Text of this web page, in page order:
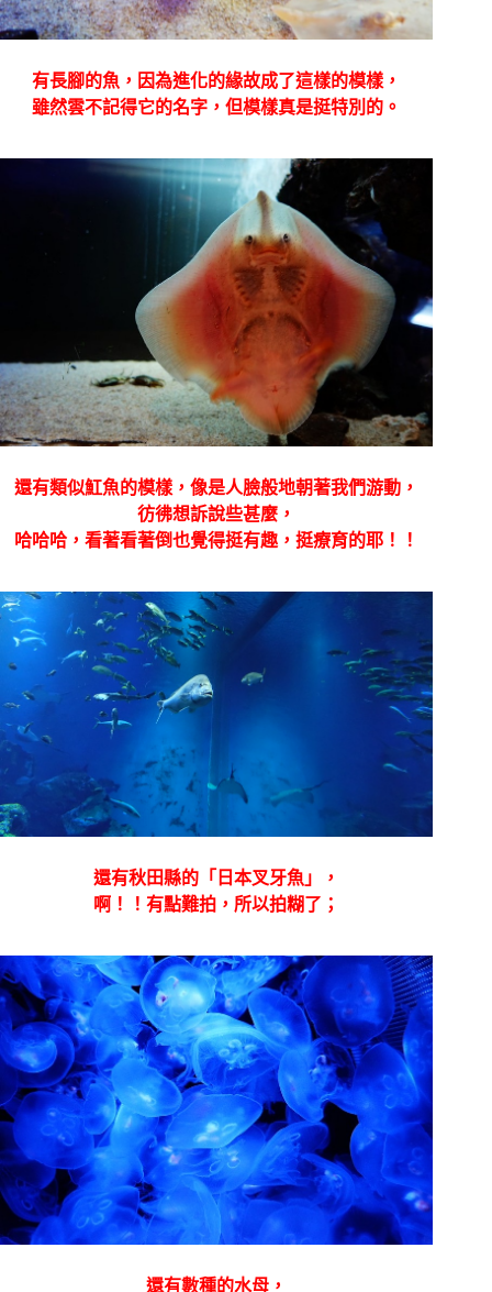
有長腳的魚，因為進化的緣故成了這樣的模樣，
雖然雲不記得它的名字，但模樣真是挺特別的。
還有類似魟魚的模樣，像是人臉般地朝著我們游動，
彷彿想訴說些甚麼，
哈哈哈，看著看著倒也覺得挺有趣，挺療育的耶！！
還有秋田縣的「日本叉牙魚」，
啊！！有點難拍，所以拍糊了；
還有數種的水母，